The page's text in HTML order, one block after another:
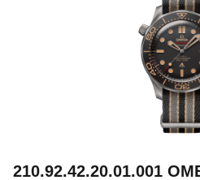
210.92.42.20.01.001